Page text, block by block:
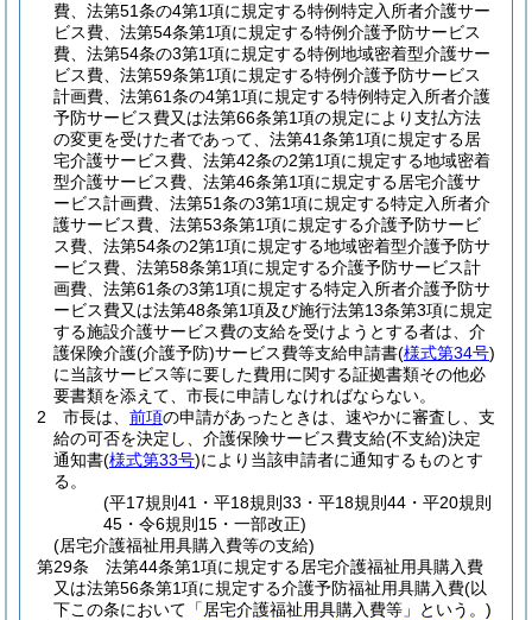
費、法第51条の4第1項に規定する特例特定入所者介護サー
ビス費、法第54条第1項に規定する特例介護予防サービス
費、法第54条の3第1項に規定する特例地域密着型介護サー
ビス費、法第59条第1項に規定する特例介護予防サービス
計画費、法第61条の4第1項に規定する特例特定入所者介護
予防サービス費又は法第66条第1項の規定により支払方法
の変更を受けた者であって、法第41条第1項に規定する居
宅介護サービス費、法第42条の2第1項に規定する地域密着
型介護サービス費、法第46条第1項に規定する居宅介護サ
ービス計画費、法第51条の3第1項に規定する特定入所者介
護サービス費、法第53条第1項に規定する介護予防サービ
ス費、法第54条の2第1項に規定する地域密着型介護予防サ
ービス費、法第58条第1項に規定する介護予防サービス計
画費、法第61条の3第1項に規定する特定入所者介護予防サ
ービス費又は法第48条第1項及び施行法第13条第3項に規定
する施設介護サービス費の支給を受けようとする者は、介
護保険介護(介護予防)サービス費等支給申請書(様式第34号)
に当該サービス等に要した費用に関する証拠書類その他必
要書類を添えて、市長に申請しなければならない。
2
市長は、 前項の申請があったときは、速やかに審査し、支
給の可否を決定し、介護保険サービス費支給(不支給)決定
通知書(様式第33号)により当該申請者に通知するものとす
る。
(平17規則41・平18規則33・平18規則44・平20規則
45・令6規則15・一部改正)
(居宅介護福祉用具購入費等の支給)
第29条
法第44条第1項に規定する居宅介護福祉用具購入費
又は法第56条第1項に規定する介護予防福祉用具購入費(以
下この条において「居宅介護福祉用具購入費等」という。)